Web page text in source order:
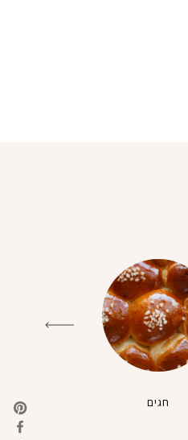
חגים